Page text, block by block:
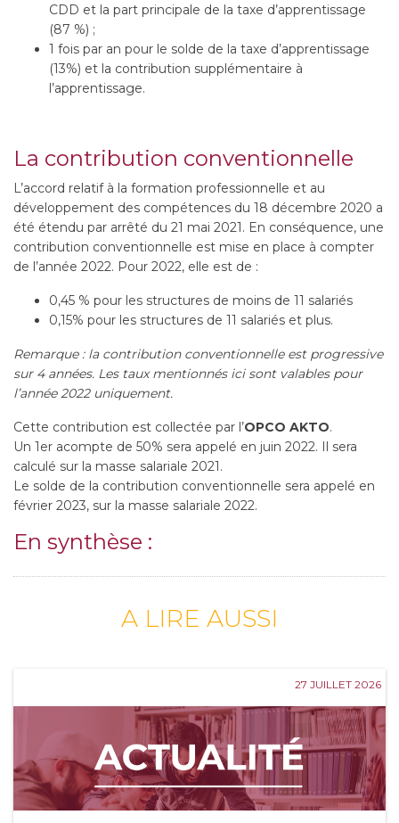
CDD et la part principale de la taxe d’apprentissage
(87 %) ;
1 fois par an pour le solde de la taxe d’apprentissage
(13%) et la contribution supplémentaire à
l’apprentissage.
La contribution conventionnelle
L’accord relatif à la formation professionnelle et au
développement des compétences du 18 décembre 2020 a
été étendu par arrêté du 21 mai 2021. En conséquence, une
contribution conventionnelle est mise en place à compter
de l’année 2022. Pour 2022, elle est de :
0,45 % pour les structures de moins de 11 salariés
0,15% pour les structures de 11 salariés et plus.
Remarque : la contribution conventionnelle est progressive
sur 4 années. Les taux mentionnés ici sont valables pour
l’année 2022 uniquement.
Cette contribution est collectée par l’OPCO AKTO.
Un 1er acompte de 50% sera appelé en juin 2022. Il sera
calculé sur la masse salariale 2021.
Le solde de la contribution conventionnelle sera appelé en
février 2023, sur la masse salariale 2022.
En synthèse :
A LIRE AUSSI
27 JUILLET 2026